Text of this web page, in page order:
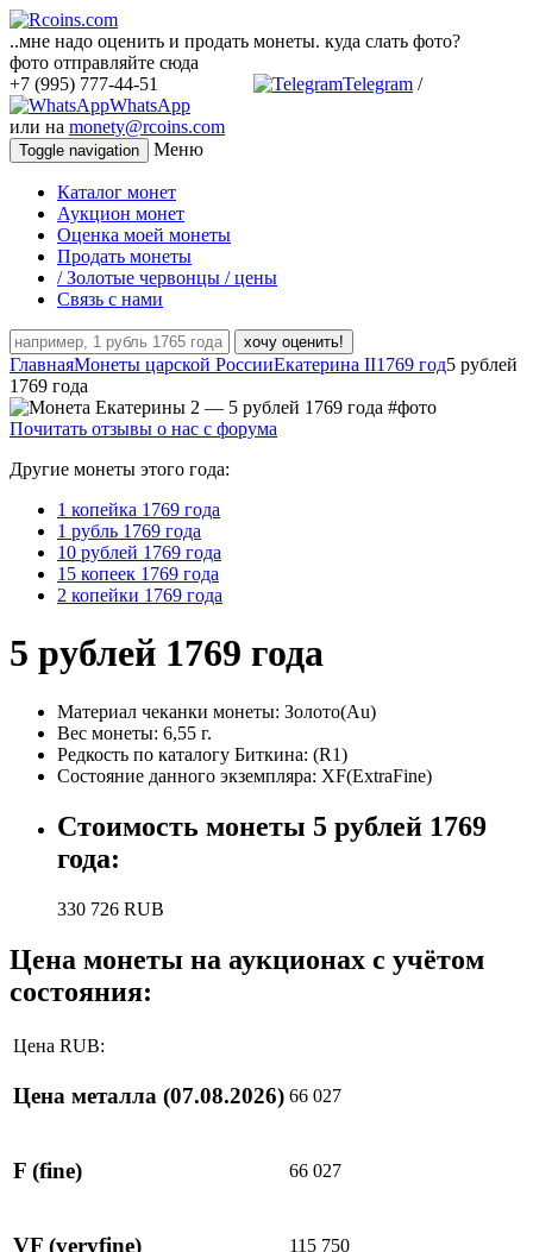
..мне надо оценить и продать монеты. куда слать фото?
фото отправляйте сюда
+7 (995) 777-44-51
Telegram /
WhatsApp
или на monety@rcoins.com
Toggle navigation Меню
Каталог монет
Аукцион монет
Оценка моей монеты
Продать монеты
/ Золотые червонцы / цены
Связь с нами
хочу оценить!
ГлавнаяМонеты царской РоссииЕкатерина II1769 год5 рублей
1769 года
Почитать отзывы о нас с форума
Другие монеты этого года:
1 копейка 1769 года
1 рубль 1769 года
10 рублей 1769 года
15 копеек 1769 года
2 копейки 1769 года
5 рублей 1769 года
Материал чеканки монеты: Золото(Au)
Вес монеты: 6,55 г.
Редкость по каталогу Биткина: (R1)
Состояние данного экземпляра: XF(ExtraFine)
Стоимость монеты 5 рублей 1769
года:
330 726 RUB
Цена монеты на аукционах с учётом
состояния:
Цена RUB:
Цена металла (07.08.2026) 66 027
F (fine) 66 027
VF (veryfine) 115 750